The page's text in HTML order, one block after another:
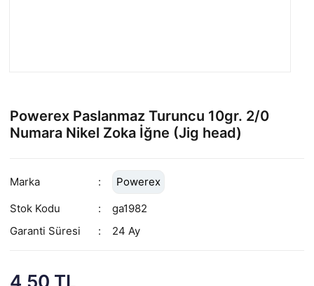
Powerex Paslanmaz Turuncu 10gr. 2/0
Numara Nikel Zoka İğne (Jig head)
Marka
Powerex
Stok Kodu
ga1982
Garanti Süresi
24 Ay
4,50 TL